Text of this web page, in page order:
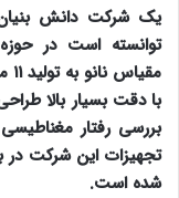
یک شرکت دانش بنیان
توانسته است در
با دقت بسیار بالا
بررسی رفتار
شده است.